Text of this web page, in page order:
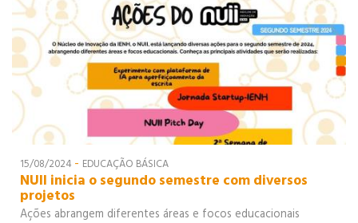
15/08/2024 - EDUCAÇÃO BÁSICA
NUII inicia o segundo semestre com diversos
projetos
Ações abrangem diferentes áreas e focos educacionais